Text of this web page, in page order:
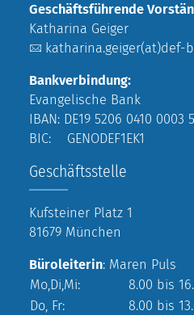
Geschäftsführende
Katharina Geiger
katharina.geiger(at)def-
Bankverbindung:
Evangelische Bank
IBAN: DE19 5206 0410 0003
BIC: GENODEF1EK1
Geschäftsstelle
Kufsteiner Platz 1
81679 München
Büroleiterin: Maren Puls
Mo,Di,Mi:
8.00 bis
Do, Fr:
8.00 bis